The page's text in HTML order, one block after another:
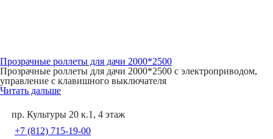
Прозрачные роллеты для дачи 2000*2500
Прозрачные роллеты для дачи 2000*2500 с электроприводом,
управление с клавишного выключателя
Читать дальше
пр. Культуры 20 к.1, 4 этаж
+7 (812) 715-19-00